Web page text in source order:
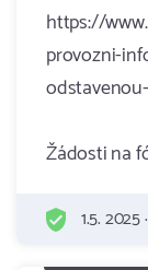
https://
provozni-
Žádosti na
1.5. 2025